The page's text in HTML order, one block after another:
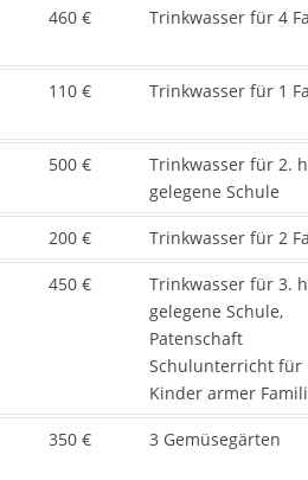
460 € Trinkwasser für 4
110 € Trinkwasser für 1
500 €
Trinkwasser für 2.
gelegene Schule
200 € Trinkwasser für 2
450 €
Trinkwasser für 3.
gelegene Schule,
Patenschaft
Schulunterricht für
Kinder armer
350 € 3 Gemüsegärten